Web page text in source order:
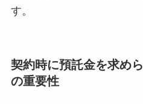
す。
契約時に預託金を求め
の重要性